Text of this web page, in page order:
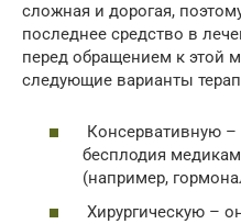
сложная и дорогая,
последнее средство в
перед обращением к этой
следующие варианты
Консервативную
бесплодия
(например,
Хирургическую –